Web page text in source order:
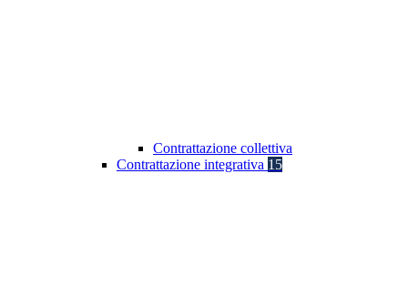
Contrattazione collettiva
Contrattazione integrativa 15